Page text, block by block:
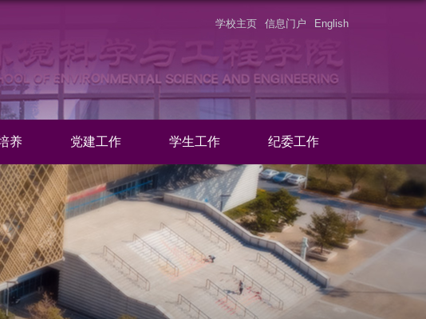
学校主页 信息门户 English
养 党建工作 学生工作 纪委工作